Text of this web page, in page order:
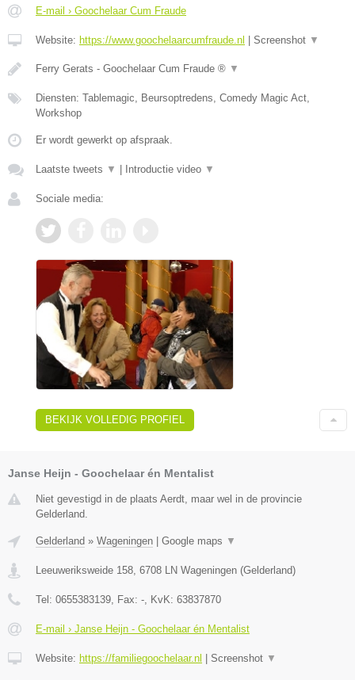
E-mail › Goochelaar Cum Fraude
Website: https://www.goochelaarcumfraude.nl | Screenshot ▼
Ferry Gerats - Goochelaar Cum Fraude ® ▼
Diensten: Tablemagic, Beursoptredens, Comedy Magic Act,
Workshop
Er wordt gewerkt op afspraak.
Laatste tweets ▼ | Introductie video ▼
Sociale media:
BEKIJK VOLLEDIG PROFIEL
Janse Heijn - Goochelaar én Mentalist
Niet gevestigd in de plaats Aerdt, maar wel in de provincie
Gelderland.
Gelderland » Wageningen Google maps ▼
Leeuweriksweide 158, 6708 LN Wageningen (Gelderland)
Tel: 0655383139, Fax: -, KvK: 63837870
E-mail › Janse Heijn - Goochelaar én Mentalist
Website: https://familiegoochelaar.nl Screenshot ▼